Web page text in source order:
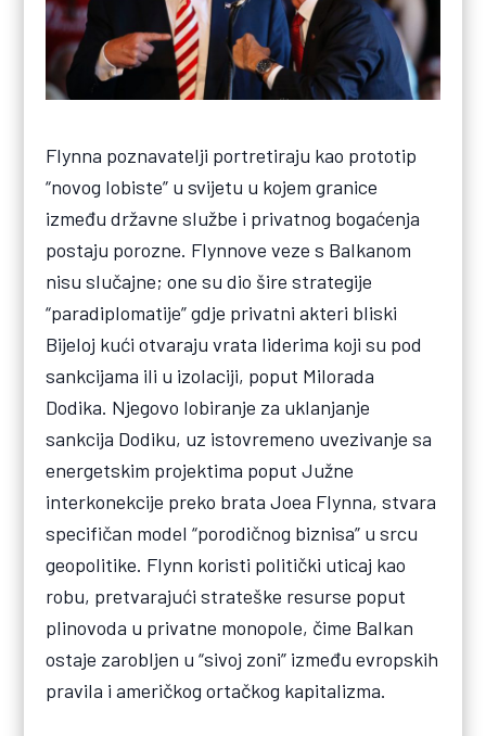
Flynna poznavatelji portretiraju kao prototip
“novog lobiste” u svijetu u kojem granice
između državne službe i privatnog bogaćenja
postaju porozne. Flynnove veze s Balkanom
nisu slučajne; one su dio šire strategije
“paradiplomatije” gdje privatni akteri bliski
Bijeloj kući otvaraju vrata liderima koji su pod
sankcijama ili u izolaciji, poput Milorada
Dodika. Njegovo lobiranje za uklanjanje
sankcija Dodiku, uz istovremeno uvezivanje sa
energetskim projektima poput Južne
interkonekcije preko brata Joea Flynna, stvara
specifičan model “porodičnog biznisa” u srcu
geopolitike. Flynn koristi politički uticaj kao
robu, pretvarajući strateške resurse poput
plinovoda u privatne monopole, čime Balkan
ostaje zarobljen u “sivoj zoni” između evropskih
pravila i američkog ortačkog kapitalizma.